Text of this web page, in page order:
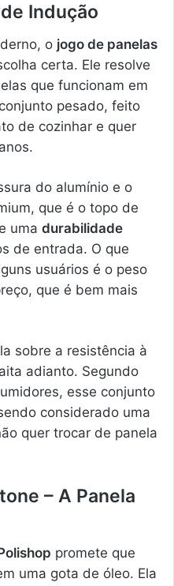
Indução
o jogo de panelas
certa. Ele resolve
que funcionam em
pesado, feito
de cozinhar e quer
do alumínio e o
que é o topo de
uma durabilidade
de entrada. O que
usuários é o peso
que é bem mais
sobre a resistência à
adianto. Segundo
esse conjunto
considerado uma
quer trocar de panela
– A Panela
promete que
uma gota de óleo. Ela